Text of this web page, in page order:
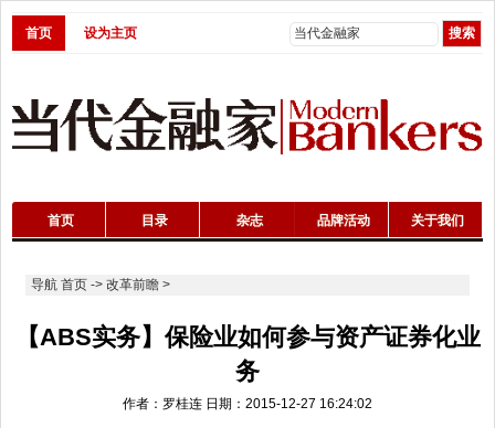
首页 设为主页
首页 目录 杂志 品牌活动 关于我们
导航 首页-> 改革前瞻>
【ABS实务】保险业如何参与资产证券化业
务
作者：罗桂连 日期：2015-12-27 16:24:02